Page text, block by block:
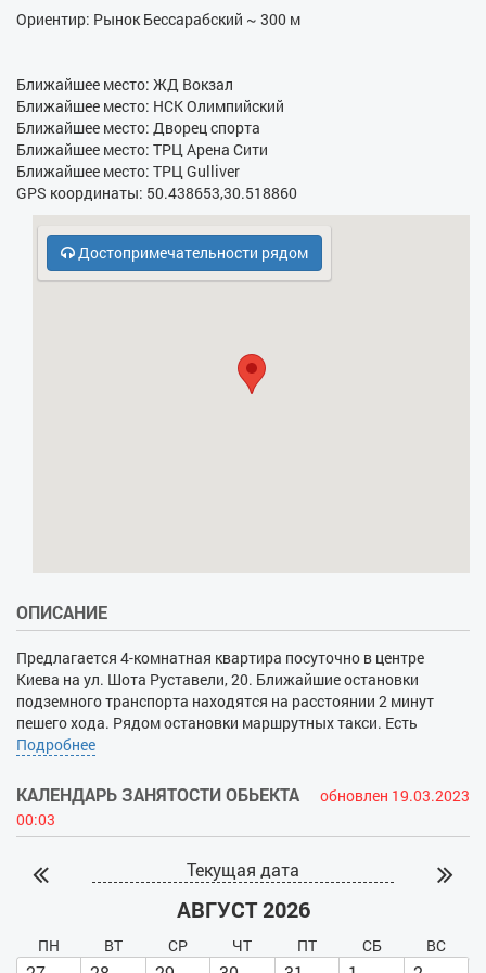
- Утюг
- Гладильная доска
- Фен
- Кухонная плита
- Бесплатная парковка
Ориентир: Рынок Бессарабский ~ 300 м
Ближайшее место: ЖД Вокзал
Ближайшее место: НСК Олимпийский
Ближайшее место: Дворец спорта
Ближайшее место: ТРЦ Арена Сити
Ближайшее место: ТРЦ Gulliver
GPS координаты: 50.438653,30.518860
Достопримечательности рядом
ОПИСАНИЕ
Предлагается 4-комнатная квартира посуточно в центре
Киева на ул. Шота Руставели, 20. Ближайшие остановки
подземного транспорта находятся на расстоянии 2 минут
пешего хода. Рядом остановки маршрутных такси. Есть
магазины, спорткомплекс, стадион, ТРЦ «Гулливер». Кроме
вид на улицы столицы, который особо ярко смотрится в цвете
ночных фонарей. Апартаменты рассчитаны на расселение до
8 человек. Интерьер лаконичный, выполнен в светлых
материалов. Кухня-студия оборудована мебелью, посудой и
предоставляются постельные и банные принадлежности. В
комнатах установлены кондиционеры. Пользование феном,
стиральной машинкой, утюгом и интернетом Wi-Fi входит в
Подробнее
КАЛЕНДАРЬ ЗАНЯТОСТИ ОБЬЕКТА
обновлен 19.03.2023
00:03
Текущая дата
АВГУСТ 2026
ПН ВТ СР ЧТ ПТ СБ ВС